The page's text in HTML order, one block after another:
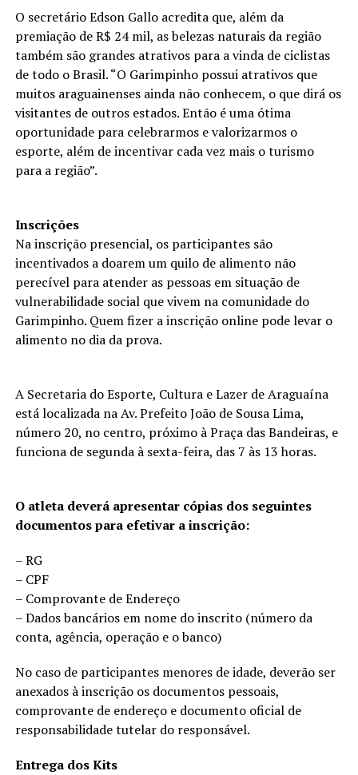
O secretário Edson Gallo acredita que, além da
premiação de R$ 24 mil, as belezas naturais da região
também são grandes atrativos para a vinda de ciclistas
de todo o Brasil. “O Garimpinho possui atrativos que
muitos araguainenses ainda não conhecem, o que dirá os
visitantes de outros estados. Então é uma ótima
oportunidade para celebrarmos e valorizarmos o
esporte, além de incentivar cada vez mais o turismo
para a região”.
Inscrições
Na inscrição presencial, os participantes são
incentivados a doarem um quilo de alimento não
perecível para atender as pessoas em situação de
vulnerabilidade social que vivem na comunidade do
Garimpinho. Quem fizer a inscrição online pode levar o
alimento no dia da prova.
A Secretaria do Esporte, Cultura e Lazer de Araguaína
está localizada na Av. Prefeito João de Sousa Lima,
número 20, no centro, próximo à Praça das Bandeiras, e
funciona de segunda à sexta-feira, das 7 às 13 horas.
O atleta deverá apresentar cópias dos seguintes
documentos para efetivar a inscrição:
– RG
– CPF
– Comprovante de Endereço
– Dados bancários em nome do inscrito (número da
conta, agência, operação e o banco)
No caso de participantes menores de idade, deverão ser
anexados à inscrição os documentos pessoais,
comprovante de endereço e documento oficial de
responsabilidade tutelar do responsável.
Entrega dos Kits